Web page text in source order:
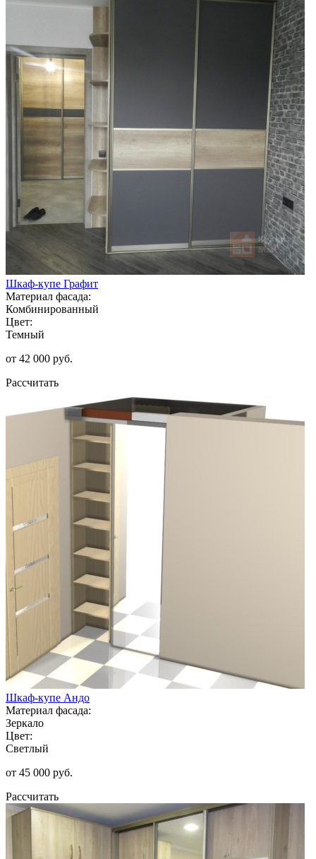
Шкаф-купе Графит
Материал фасада:
Комбинированный
Цвет:
Темный
от 42 000 руб.
Рассчитать
Шкаф-купе Андо
Материал фасада:
Зеркало
Цвет:
Светлый
от 45 000 руб.
Рассчитать